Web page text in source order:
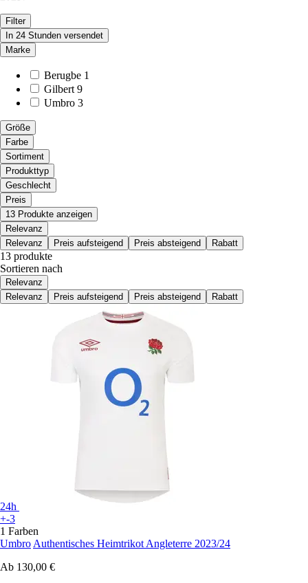
Filter
In 24 Stunden versendet
Marke
Berugbe 1
Gilbert 9
Umbro 3
Größe
Farbe
Sortiment
Produkttyp
Geschlecht
Preis
13 Produkte anzeigen
Relevanz
Relevanz
Preis aufsteigend Preis absteigend Rabatt
13 produkte
Sortieren nach
Relevanz
Relevanz
Preis aufsteigend Preis absteigend Rabatt
24h
+-3
1 Farben
Umbro Authentisches Heimtrikot Angleterre 2023/24
Ab 130,00 €